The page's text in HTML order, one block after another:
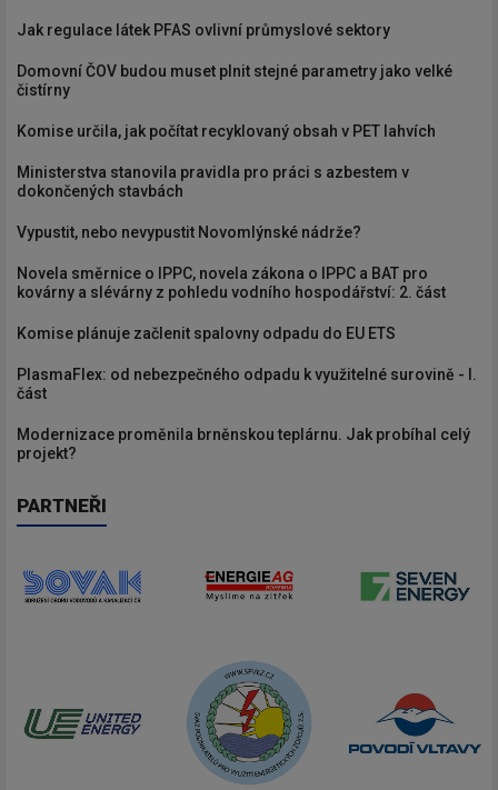
Jak regulace látek PFAS ovlivní průmyslové sektory
Domovní ČOV budou muset plnit stejné parametry jako velké
čistírny
Komise určila, jak počítat recyklovaný obsah v PET lahvích
Ministerstva stanovila pravidla pro práci s azbestem v
dokončených stavbách
Vypustit, nebo nevypustit Novomlýnské nádrže?
Novela směrnice o IPPC, novela zákona o IPPC a BAT pro
kovárny a slévárny z pohledu vodního hospodářství: 2. část
Komise plánuje začlenit spalovny odpadu do EU ETS
PlasmaFlex: od nebezpečného odpadu k využitelné surovině - I.
část
Modernizace proměnila brněnskou teplárnu. Jak probíhal celý
projekt?
PARTNEŘI